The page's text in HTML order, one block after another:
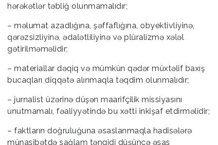
hərəkətlər təbliğ olunmamalıdır;
– məlumat azadlığına, şəffaflığına, obyektivliyinə,
qərəzsizliyinə, ədalətliliyinə və plüralizmə xələl
gətirilməməlidir;
– materiallar dəqiq və mümkün qədər müxtəlif baxış
bucaqları diqqətə alınmaqla təqdim olunmalıdır;
– jurnalist üzərinə düşən maarifçilik missiyasını
unutmamalı, fəaliyyətində bu xətti inkişaf etdirməlidir;
– faktların doğruluğuna əsaslanmaqla hadisələrə
münasibətdə sağlam tənqidi düşüncə əsas